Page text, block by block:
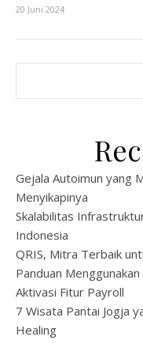
20 Juni 2024
Gejala Autoimun yang
Menyikapinya
Skalabilitas
Indonesia
QRIS, Mitra Terbaik
Panduan
Aktivasi Fitur Payroll
7 Wisata Pantai Jogja
Healing